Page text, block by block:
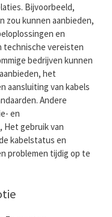
Bijvoorbeeld,
zou kunnen aanbieden,
en
technische vereisten
bedrijven kunnen
het
aansluiting van kabels
Andere
en
Het gebruik van
kabelstatus en
problemen tijdig op te